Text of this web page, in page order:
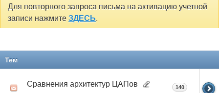
Для повторного запроса письма на активацию учетной
записи нажмите ЗДЕСЬ.
Тем
Сравнения архитектур ЦАПов 140